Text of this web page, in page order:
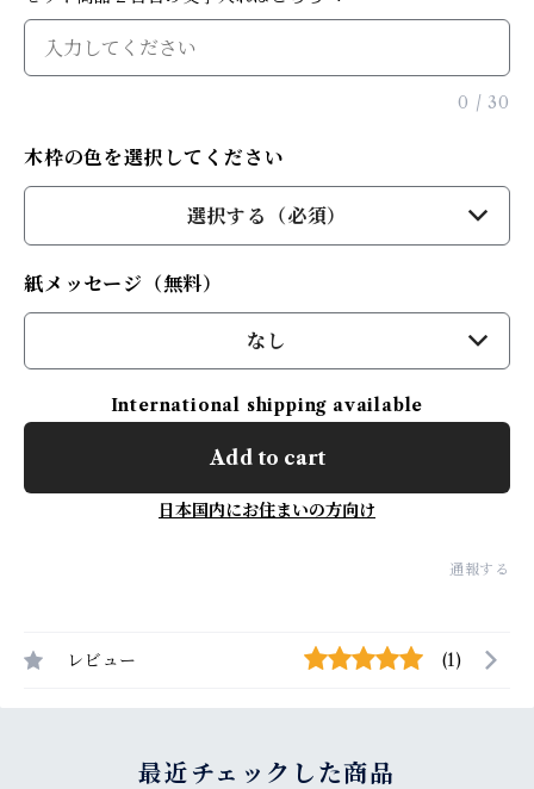
0 / 30
木枠の色を選択してください
選択する（必須）
紙メッセージ（無料）
なし
International shipping available
Add to cart
日本国内にお住まいの方向け
通報する
レビュー (1)
最近チェックした商品